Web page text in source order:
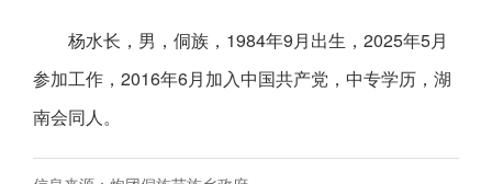
杨水长，男，侗族，1984年9月出生，2025年5月
参加工作，2016年6月加入中国共产党，中专学历，湖
南会同人。